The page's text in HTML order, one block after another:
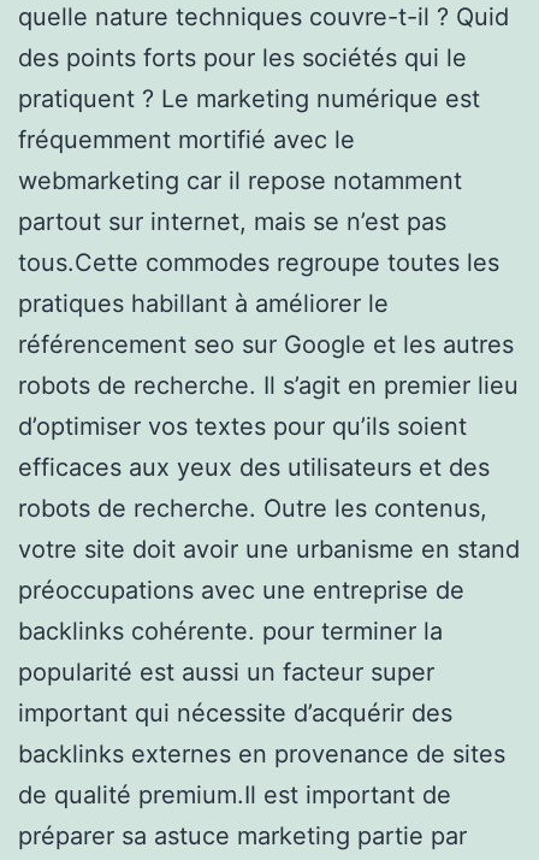
quelle nature techniques couvre-t-il ? Quid
des points forts pour les sociétés qui le
pratiquent ? Le marketing numérique est
fréquemment mortifié avec le
webmarketing car il repose notamment
partout sur internet, mais se n’est pas
tous.Cette commodes regroupe toutes les
pratiques habillant à améliorer le
référencement seo sur Google et les autres
robots de recherche. Il s’agit en premier lieu
d’optimiser vos textes pour qu’ils soient
efficaces aux yeux des utilisateurs et des
robots de recherche. Outre les contenus,
votre site doit avoir une urbanisme en stand
préoccupations avec une entreprise de
backlinks cohérente. pour terminer la
popularité est aussi un facteur super
important qui nécessite d’acquérir des
backlinks externes en provenance de sites
de qualité premium.Il est important de
préparer sa astuce marketing partie par